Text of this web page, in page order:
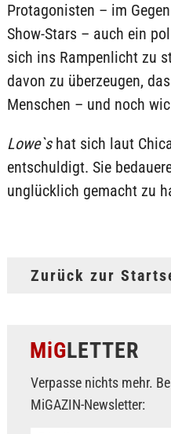
Protagonisten – im
Show-Stars – auch ein
sich ins Rampenlicht zu
davon zu überzeugen,
Menschen – und noch
Lowe`shat sich laut
entschuldigt. Sie
unglücklich gemacht zu
Zurück zur
MiGLETTER
Verpasse nichts mehr.
MiGAZIN-Newsletter: